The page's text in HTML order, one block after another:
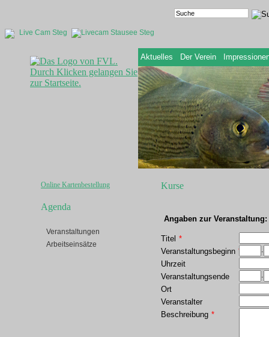
Live Cam Steg
Aktuelles Der Verein
Online Kartenbestellung
Agenda
Veranstaltungen
Arbeitseinsätze
Kurse
Angaben zur Veranstaltung:
Titel *
Veranstaltungsbeginn *
Uhrzeit
Veranstaltungsende
Ort
Veranstalter
Beschreibung *